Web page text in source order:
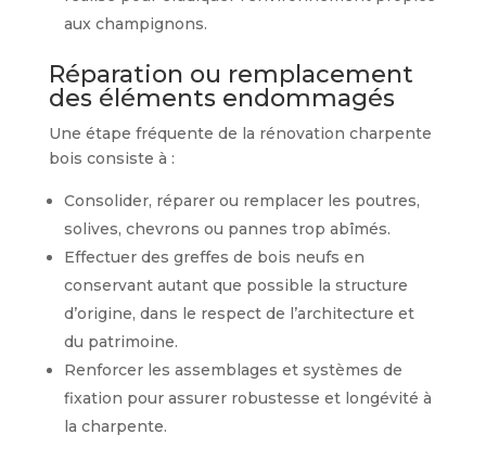
aux champignons.
Réparation ou remplacement
des éléments endommagés
Une étape fréquente de la rénovation charpente
bois consiste à :
Consolider, réparer ou remplacer les poutres,
solives, chevrons ou pannes trop abîmés.
Effectuer des greffes de bois neufs en
conservant autant que possible la structure
d’origine, dans le respect de l’architecture et
du patrimoine.
Renforcer les assemblages et systèmes de
fixation pour assurer robustesse et longévité à
la charpente.